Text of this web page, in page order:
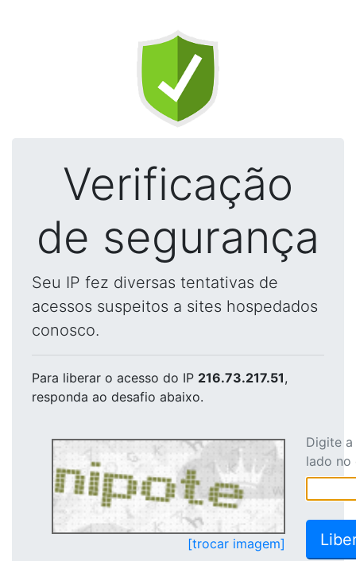
Verificação
de segurança
Seu IP fez diversas tentativas de
acessos suspeitos a sites hospedados
conosco.
Para liberar o acesso do IP 216.73.217.51,
responda ao desafio abaixo.
[trocar imagem]
Digite
lado no